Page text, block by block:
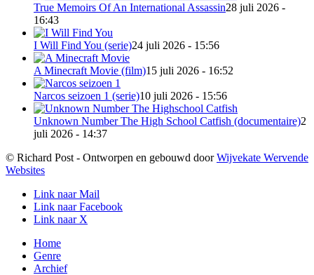
True Memoirs Of An International Assassin28 juli 2026 -
16:43
I Will Find You (serie)24 juli 2026 - 15:56
A Minecraft Movie (film)15 juli 2026 - 16:52
Narcos seizoen 1 (serie)10 juli 2026 - 15:56
Unknown Number The High School Catfish (documentaire)2
juli 2026 - 14:37
© Richard Post - Ontworpen en gebouwd doorWijvekate Wervende
Websites
Link naar Mail
Link naar Facebook
Link naar X
Home
Genre
Archief